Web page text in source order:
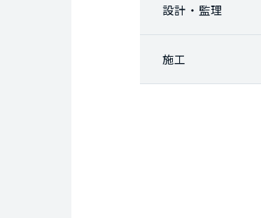
設計・監理
施工